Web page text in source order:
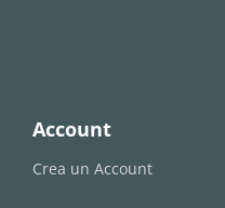
Account
Crea un Account